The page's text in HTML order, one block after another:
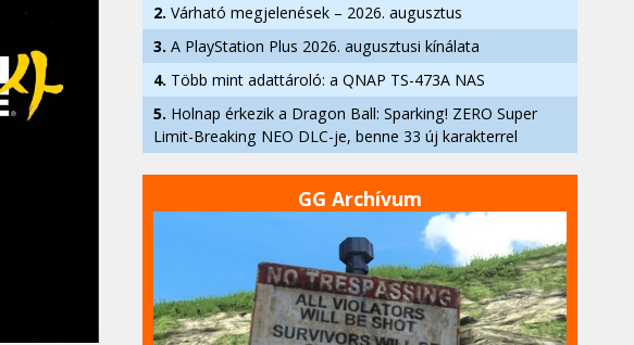
2. Várható megjelenések – 2026. augusztus
3. A PlayStation Plus 2026. augusztusi kínálata
4. Több mint adattároló: a QNAP TS-473A NAS
5. Holnap érkezik a Dragon Ball: Sparking! ZERO Super
Limit-Breaking NEO DLC-je, benne 33 új karakterrel
GG Archívum